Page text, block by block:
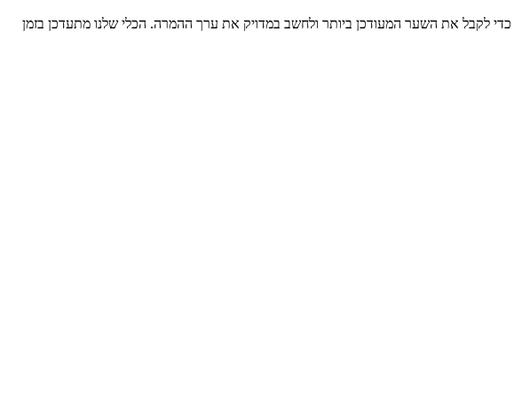
לקבל את השער המעודכן ביותר ולחשב במדויק את ערך ההמרה. הכלי שלנו מתעדכן בזמן